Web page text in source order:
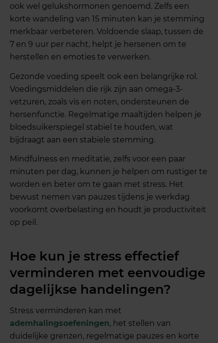
ook wel gelukshormonen genoemd. Zelfs een
korte wandeling van 15 minuten kan je stemming
merkbaar verbeteren. Voldoende slaap, tussen de
7 en 9 uur per nacht, helpt je hersenen om te
herstellen en emoties te verwerken.
Gezonde voeding speelt ook een belangrijke rol.
Voedingsmiddelen die rijk zijn aan omega-3-
vetzuren, zoals vis en noten, ondersteunen de
hersenfunctie. Regelmatige maaltijden helpen je
bloedsuikerspiegel stabiel te houden, wat
bijdraagt aan een stabiele stemming.
Mindfulness en meditatie, zelfs voor een paar
minuten per dag, kunnen je helpen om rustiger te
worden en beter om te gaan met stress. Het
bewust nemen van pauzes tijdens je werkdag
voorkomt overbelasting en houdt je productiviteit
op peil.
Hoe kun je stress effectief
verminderen met eenvoudige
dagelijkse handelingen?
Stress verminderen kan met
ademhalingsoefeningen, het stellen van
duidelijke grenzen, regelmatige pauzes en korte